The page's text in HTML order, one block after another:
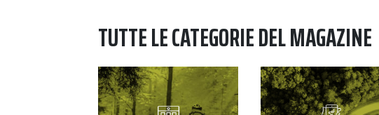
TUTTE LE CATEGORIE DEL MAGAZINE